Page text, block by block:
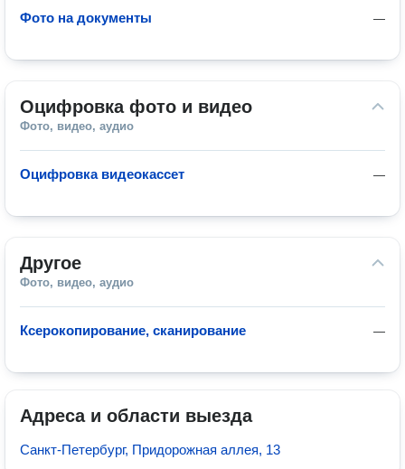
—
Фото на документы
Оцифровка фото и видео
Фото, видео, аудио
—
Оцифровка видеокассет
Другое
Фото, видео, аудио
—
Ксерокопирование, сканирование
Адреса и области выезда
Санкт-Петербург, Придорожная аллея, 13